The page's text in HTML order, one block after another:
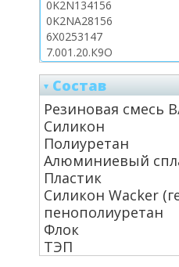
Состав
Резиновая смесь
Силикон
Полиуретан
Алюминиевый
Пластик
Силикон Wacker
пенополиуретан
Флок
ТЭП